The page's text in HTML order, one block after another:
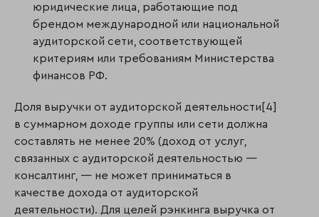
юридические лица, работающие под
брендом международной или национальной
аудиторской сети, соответствующей
критериям или требованиям Министерства
финансов РФ.
Доля выручки от аудиторской деятельности[4]
в суммарном доходе группы или сети должна
составлять не менее 20% (доход от услуг,
связанных с аудиторской деятельностью —
консалтинг, — не может приниматься в
качестве дохода от аудиторской
деятельности). Для целей рэнкинга выручка от